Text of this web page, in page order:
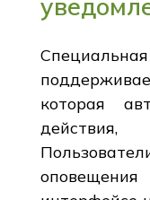
которая